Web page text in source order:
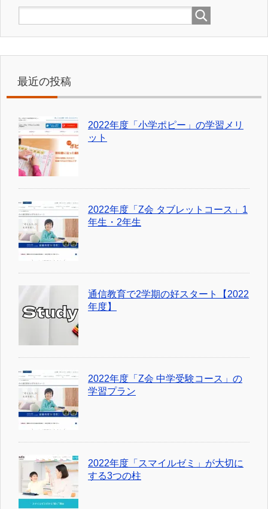
最近の投稿
2022年度「小学ポピー」の学習メリ
ット
2022年度「Z会 タブレットコース」1
年生・2年生
通信教育で2学期の好スタート【2022
年度】
2022年度「Z会 中学受験コース」の
学習プラン
2022年度「スマイルゼミ」が大切に
する3つの柱